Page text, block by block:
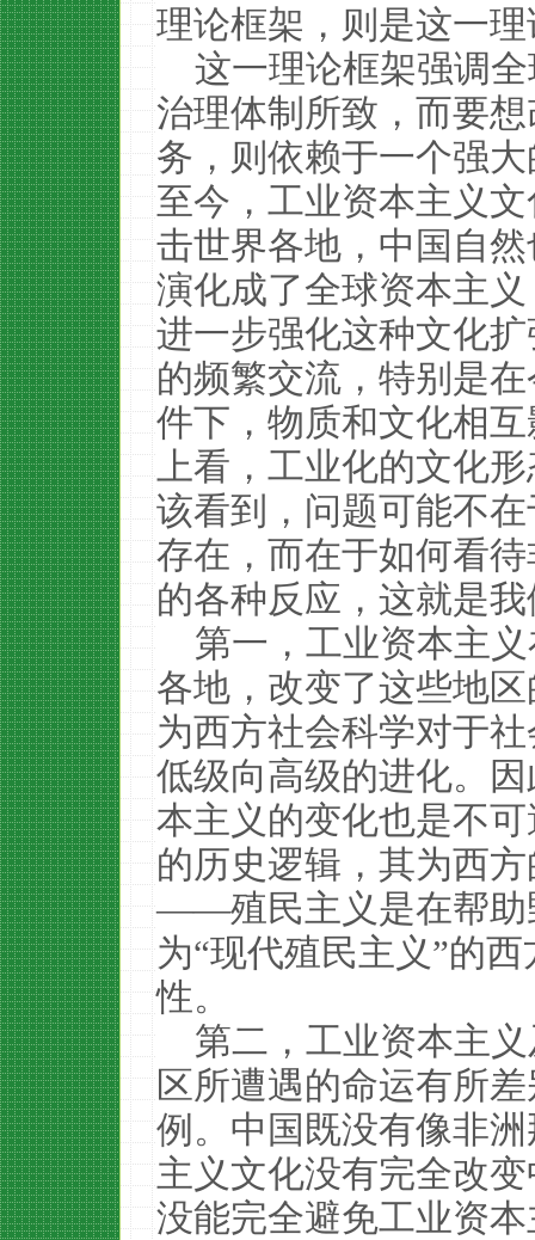
理论框架，则是这一
这一理论框架强调
治理体制所致，而要
务，则依赖于一个强
至今，工业资本主义
击世界各地，中国自
演化成了全球资本主
进一步强化这种文化
的频繁交流，特别是
件下，物质和文化相
上看，工业化的文化
该看到，问题可能不
存在，而在于如何看
的各种反应，这就是
第一，工业资本主
各地，改变了这些地
为西方社会科学对于
低级向高级的进化。
本主义的变化也是不
的历史逻辑，其为西
——殖民主义是在帮助
为“现代殖民主义”的
性。
第二，工业资本主
区所遭遇的命运有所
例。中国既没有像非
主义文化没有完全改
没能完全避免工业资